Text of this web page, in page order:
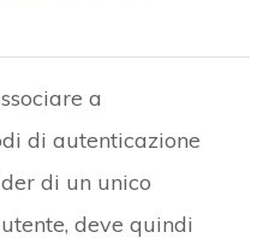
a
di autenticazione
di un unico
deve quindi